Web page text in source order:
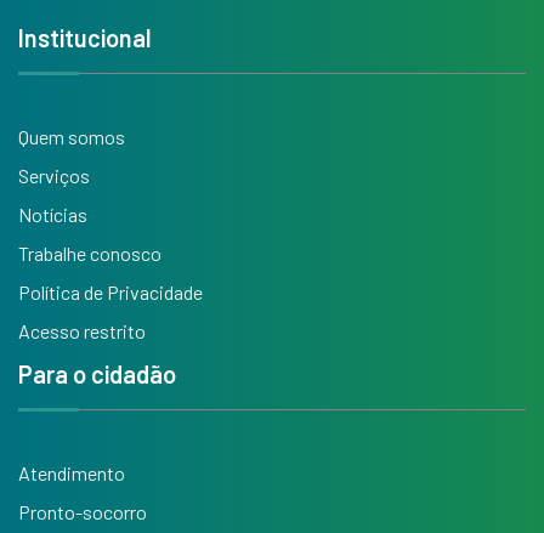
Institucional
Quem somos
Serviços
Notícias
Trabalhe conosco
Política de Privacidade
Acesso restrito
Para o cidadão
Atendimento
Pronto-socorro